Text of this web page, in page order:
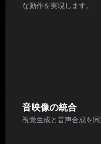
な動作を実現します。
音映像の統合
視覚生成と音声合成を